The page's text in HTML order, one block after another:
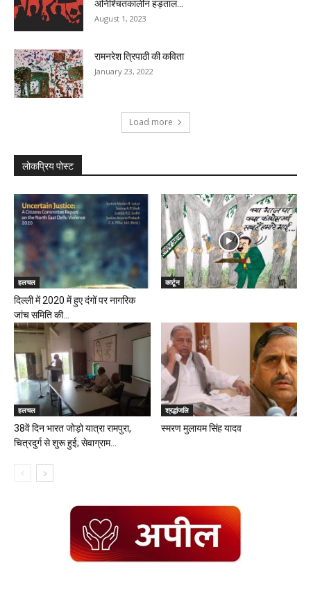
अनिश्चितकालीन हड़ताल...
August 1, 2023
रामनरेश त्रिपाठी की कविता
January 23, 2022
Load more
लोकप्रिय पोस्ट
हलचल
दिल्ली में 2020 में हुए दंगों पर नागरिक
जांच समिति की...
कार्टून
हलचल
38वें दिन भारत जोड़ो यात्रा रामपुरा,
चित्रदुर्ग से शुरू हुई; सेवाग्राम...
श्रद्धांजलि
स्मरण मुलायम सिंह यादव